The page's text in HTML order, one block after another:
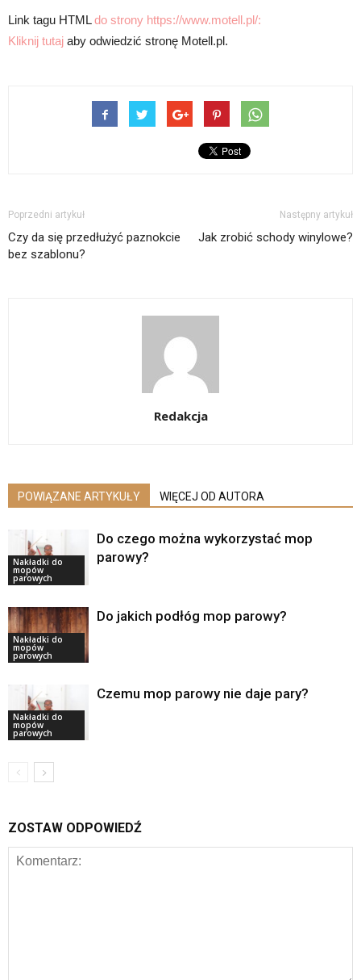
Link tagu HTMLdo strony https://www.motell.pl/:
Kliknij tutaj aby odwiedzić stronę Motell.pl.
Poprzedni artykuł
Czy da się przedłużyć paznokcie
bez szablonu?
Następny artykuł
Jak zrobić schody winylowe?
Redakcja
POWIĄZANE ARTYKUŁY WIĘCEJ OD AUTORA
Nakładki do
mopów
parowych
Do czego można wykorzystać mop
parowy?
Nakładki do
mopów
parowych
Do jakich podłóg mop parowy?
Nakładki do
mopów
parowych
Czemu mop parowy nie daje pary?
ZOSTAW ODPOWIEDŹ